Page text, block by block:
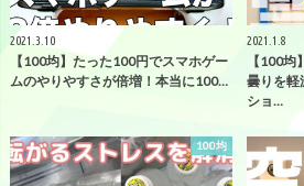
2021.3.10
【100均】たった100円でスマホゲー
ムのやりやすさが倍増！本当に100…
2021.1.8
【100
曇りを軽
ショ…
100均